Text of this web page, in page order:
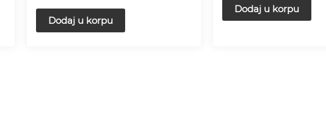
Dodaj u korpu
Dodaj u korpu